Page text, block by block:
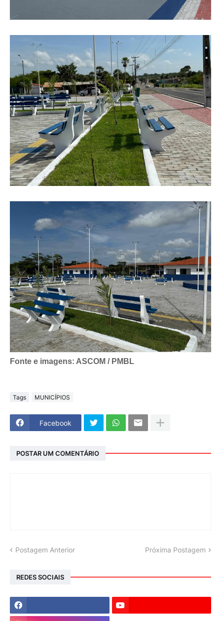
Fonte e imagens: ASCOM / PMBL
Tags MUNICÍPIOS
Facebook
POSTAR UM COMENTÁRIO
Postagem Anterior Próxima Postagem
REDES SOCIAIS